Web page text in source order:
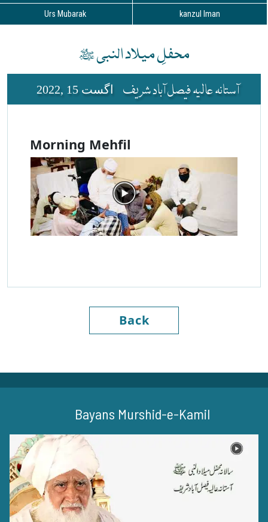
Urs Mubarak kanzul Iman
محفلِ میلاد النبی ﷺ
اگست 15 ,2022 آستانہ عالیہ فیصل آباد شریف
Morning Mehfil
Back
Bayans Murshid-e-Kamil